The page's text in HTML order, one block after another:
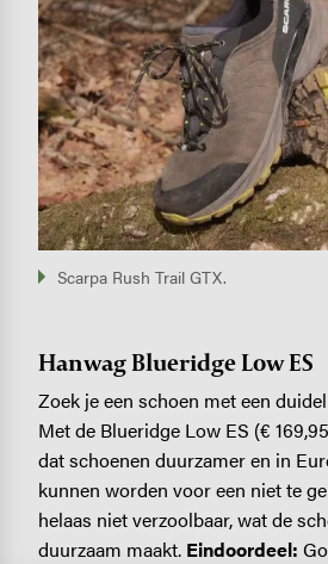
Scarpa Rush Trail GTX.
Hanwag Blueridge Low ES
Zoek je een schoen met een
Met de Blueridge Low ES (€
dat schoenen duurzamer en in
kunnen worden voor een niet te
helaas niet verzoolbaar, wat de
duurzaam maakt. Eindoordeel: